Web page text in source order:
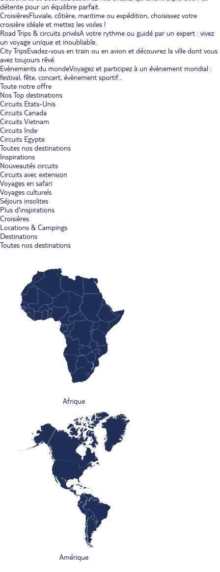
détente pour un équilibre parfait.
CroisièresFluviale, côtière, maritime ou expédition, choisissez votre
croisière idéale et mettez les voiles !
Road Trips & circuits privésA votre rythme ou guidé par un expert : vivez
un voyage unique et inoubliable.
City TripsEvadez-vous en train ou en avion et découvrez la ville dont vous
avez toujours rêvé.
Evènements du mondeVoyagez et participez à un évènement mondial :
festival, fête, concert, évènement sportif...
Toute notre offre
Nos Top destinations
Circuits Etats-Unis
Circuits Canada
Circuits Vietnam
Circuits Inde
Circuits Egypte
Toutes nos destinations
Inspirations
Nouveautés circuits
Circuits avec extension
Voyages en safari
Voyages culturels
Séjours insolites
Plus d'inspirations
Croisières
Locations & Campings
Destinations
Toutes nos destinations
Afrique
Amérique